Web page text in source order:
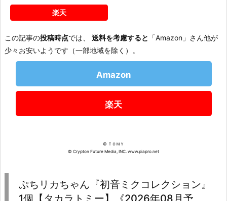
楽天
この記事の投稿時点では、 送料を考慮すると 「Amazon」さん他が
少々お安いようです（一部地域を除く）。
Amazon
楽天
© ＴＯＭＹ
© Crypton Future Media, INC. www.piapro.net
ぷちリカちゃん『初音ミクコレクション』